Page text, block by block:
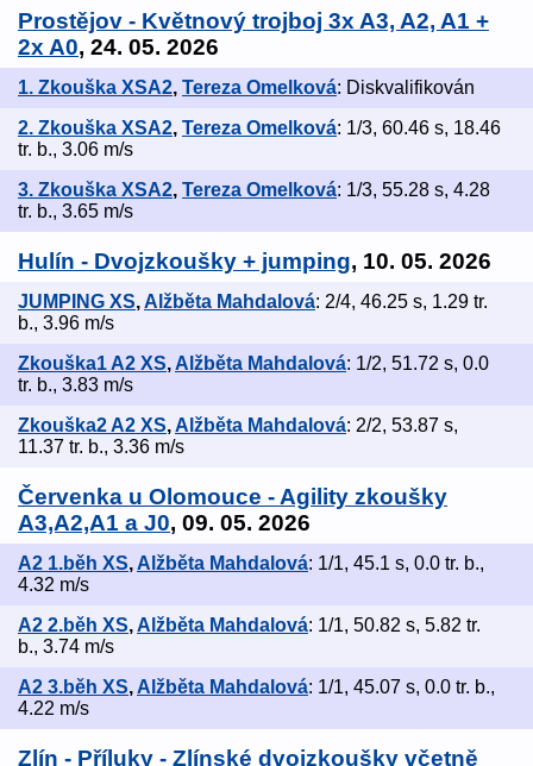
Prostějov - Květnový trojboj 3x A3, A2, A1 +
2x A0, 24. 05. 2026
1. Zkouška XSA2, Tereza Omelková: Diskvalifikován
2. Zkouška XSA2, Tereza Omelková: 1/3, 60.46 s, 18.46
tr. b., 3.06 m/s
3. Zkouška XSA2, Tereza Omelková: 1/3, 55.28 s, 4.28
tr. b., 3.65 m/s
Hulín - Dvojzkoušky + jumping, 10. 05. 2026
JUMPING XS,Alžběta Mahdalová: 2/4, 46.25 s, 1.29 tr.
b., 3.96 m/s
Zkouška1 A2 XS,Alžběta Mahdalová: 1/2, 51.72 s, 0.0
tr. b., 3.83 m/s
Zkouška2 A2 XS,Alžběta Mahdalová: 2/2, 53.87 s,
11.37 tr. b., 3.36 m/s
Červenka u Olomouce - Agility zkoušky
A3,A2,A1 a J0, 09. 05. 2026
A2 1.běh XS,Alžběta Mahdalová: 1/1, 45.1 s, 0.0 tr. b.,
4.32 m/s
A2 2.běh XS,Alžběta Mahdalová: 1/1, 50.82 s, 5.82 tr.
b., 3.74 m/s
A2 3.běh XS,Alžběta Mahdalová: 1/1, 45.07 s, 0.0 tr. b.,
4.22 m/s
Zlín - Příluky - Zlínské dvojzkoušky včetně